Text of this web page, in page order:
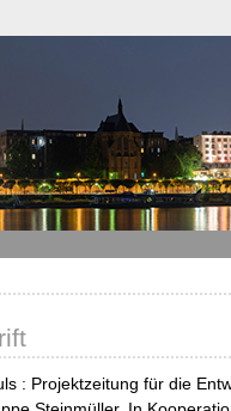
: Projektzeitung für die